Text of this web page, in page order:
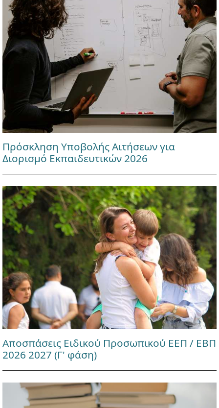
Πρόσκληση Υποβολής Αιτήσεων για
Διορισμό Εκπαιδευτικών 2026
Αποσπάσεις Ειδικού Προσωπικού ΕΕΠ / ΕΒΠ
2026 2027 (Γ' φάση)